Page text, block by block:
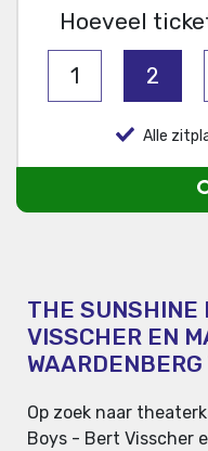
Hoeveel
1 2
Alle
THE SUNSHINE
VISSCHER EN
Op zoek naar
Boys - Bert Visscher